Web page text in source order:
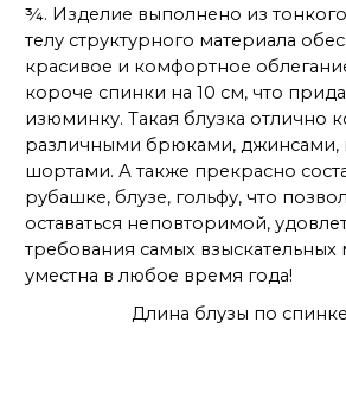
¾. Изделие выполнено из
телу структурного материала
красивое и комфортное
короче спинки на 10 см, что
изюминку. Такая блузка отлично
различными брюками, джинсами,
шортами. А также прекрасно
рубашке, блузе, гольфу, что
оставаться неповторимой,
требования самых
уместна в любое время года!
Длина блузы по